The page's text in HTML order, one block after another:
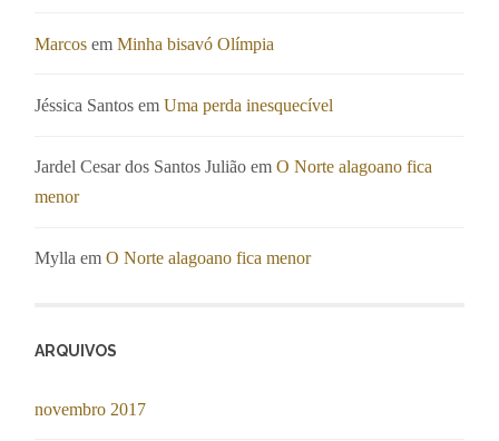
Marcos emMinha bisavó Olímpia
Jéssica Santos emUma perda inesquecível
Jardel Cesar dos Santos Julião emO Norte alagoano fica
menor
Mylla emO Norte alagoano fica menor
ARQUIVOS
novembro 2017